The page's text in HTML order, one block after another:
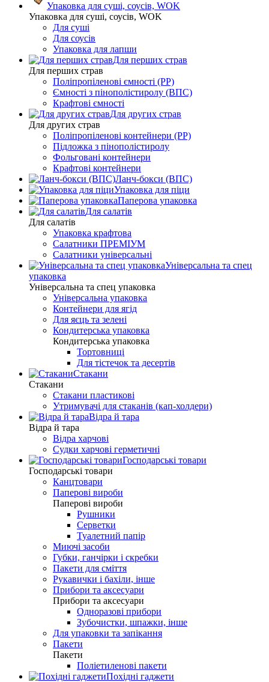
Упаковка для суші, соусів, WOK
Упаковка для суші, соусів, WOK
Для суші
Для соусів
Упаковка для лапши
Для перших страв
Для перших страв
Поліпропіленові ємності (PP)
Ємності з пінополістиролу (ВПС)
Крафтові ємності
Для других страв
Для других страв
Поліпропіленові контейнери (PP)
Підложка з пінополістиролу
Фольговані контейнери
Крафтові контейнери
Ланч-бокси (ВПС)
Упаковка для піци
Паперова упаковка
Для салатів
Для салатів
Упаковка крафтова
Салатники ПРЕМІУМ
Салатники універсальні
Універсальна та спец
упаковка
Універсальна та спец упаковка
Універсальна упаковка
Контейнери для ягід
Для яєць та зелені
Кондитерська упаковка
Кондитерська упаковка
Тортовниці
Для тістечок та десертів
Стакани
Стакани
Стакани пластикові
Утримувачі для стаканів (кап-холдери)
Відра й тара
Відра й тара
Відра харчові
Судки харчові герметичні
Господарські товари
Господарські товари
Канцтовари
Паперові вироби
Паперові вироби
Рушники
Серветки
Туалетний папір
Миючі засоби
Губки, ганчірки і скребки
Пакети для сміття
Рукавички і бахіли, інше
Прибори та аксесуари
Прибори та аксесуари
Одноразові прибори
Зубочистки, шпажки, інше
Для упаковки та запікання
Пакети
Пакети
Поліетиленові пакети
Похідні гаджети